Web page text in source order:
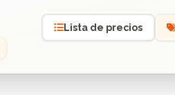
Lista de precios